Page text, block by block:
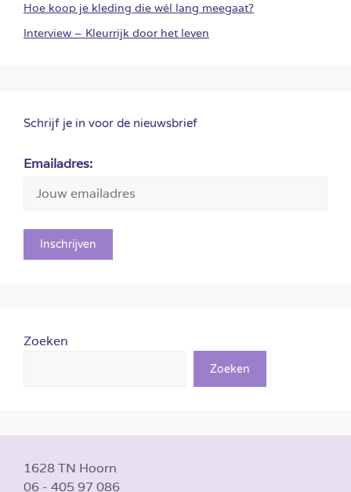
Hoe koop je kleding die wél lang meegaat?
Interview – Kleurrijk door het leven
Schrijf je in voor de nieuwsbrief
Emailadres:
Zoeken
Zoeken
1628 TN Hoorn
06 - 405 97 086